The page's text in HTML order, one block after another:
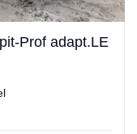
Prof adapt.LE